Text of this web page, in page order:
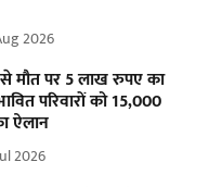
2026
मौत पर 5 लाख रुपए का
परिवारों को 15,000
ऐलान
2026